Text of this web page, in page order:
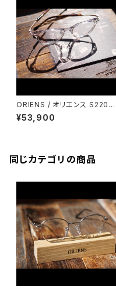
ORIENS / オリエンス S2206
鯖江 オリエント眼鏡
¥53,900
同じカテゴリの商品